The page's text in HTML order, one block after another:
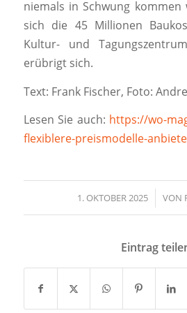
niemals in Schwung kommen
sich die 45 Millionen
Kultur- und
erübrigt sich.
Text: Frank Fischer, Foto:
Lesen Sie auch: https://wo-
flexiblere-preismodelle-
1. OKTOBER 2025
/ VON
Eintrag